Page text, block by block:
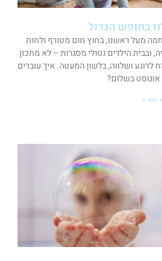
בחופש הגדול
מעל ראשנו, בחוץ חום מטורף ולחות
ובבית הילדים נטולי מסגרות – לא מתכון
לרוגע ושלווה, בלשון המעטה. איך עוברים
בשלום?
עוד »